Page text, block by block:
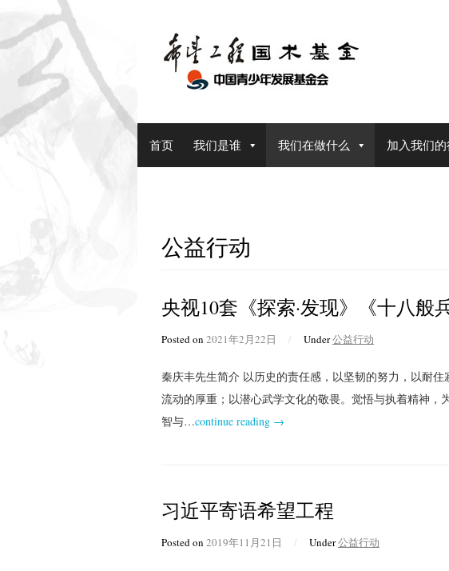
首页 我们是谁 我们在做什么 加入我们
公益行动
央视10套《探索·发现》《十八般
Posted on 2021年2月22日 / Under公益行动
秦庆丰先生简介 以历史的责任感，以坚韧的努力，以耐
流动的厚重；以潜心武学文化的敬畏。觉悟与执着精神，
智与…continue reading →
习近平寄语希望工程
Posted on 2019年11月21日 / Under公益行动